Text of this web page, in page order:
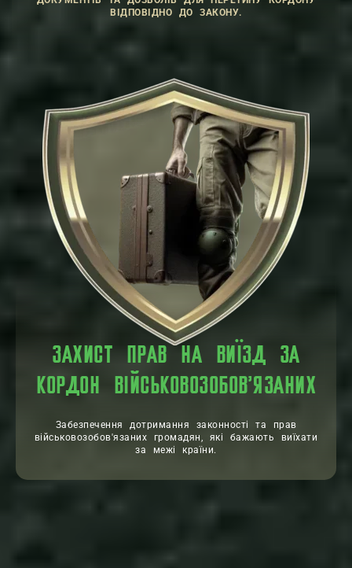
ВІДПОВІДНО ДО ЗАКОНУ.
ЗАХИСТ ПРАВ НА ВИЇЗД ЗА
КОРДОН ВІЙСЬКОВОЗОБОВ'ЯЗАНИХ
Забезпечення дотримання законності та прав
військовозобов'язаних громадян, які бажають виїхати
за межі країни.